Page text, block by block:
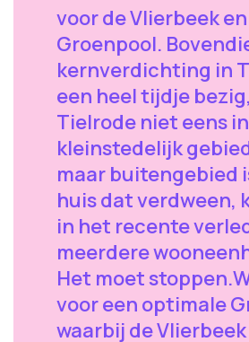
voor de Vlierbeek
Groenpool.
kernverdichting in
een heel tijdje
Tielrode niet eens
kleinstedelijk
maar buitengebied
huis dat verdween,
in het recente
meerdere
Het moet
voor een optimale
waarbij de